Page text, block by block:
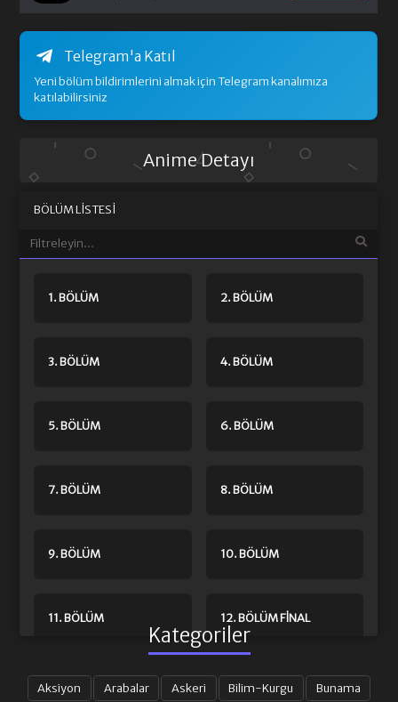
Telegram'a Katıl
Yeni bölüm bildirimlerini almak için Telegram kanalımıza
katılabilirsiniz
Anime Detayı
BÖLÜM LISTESI
1. BÖLÜM 2. BÖLÜM
3. BÖLÜM 4. BÖLÜM
5. BÖLÜM 6. BÖLÜM
7. BÖLÜM 8. BÖLÜM
9. BÖLÜM 10. BÖLÜM
11. BÖLÜM 12. BÖLÜM FINAL
Kategoriler
Aksiyon Arabalar Askeri Bilim-Kurgu Bunama